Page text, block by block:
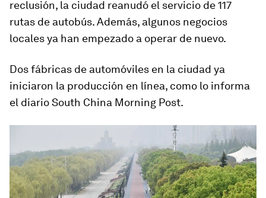
reclusión, la ciudad reanudó el servicio de 117
rutas de autobús. Además, algunos negocios
locales ya han empezado a operar de nuevo.
Dos fábricas de automóviles en la ciudad ya
iniciaron la producción en línea, como lo informa
el diario South China Morning Post.